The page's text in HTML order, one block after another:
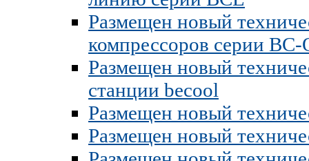
Размещен новый
компрессоров серии ВС-
Размещен новый
станции becool
Размещен новый
Размещен новый